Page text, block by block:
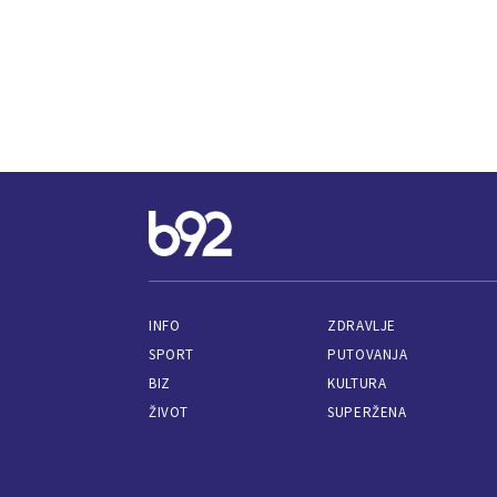
INFO
SPORT
BIZ
ŽIVOT
ZDRAVLJE
PUTOVANJA
KULTURA
SUPERŽENA